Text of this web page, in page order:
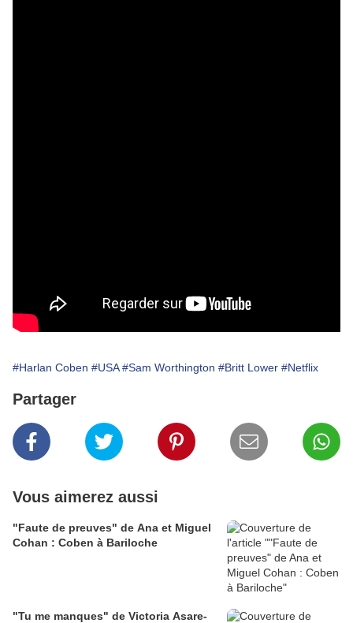
#Harlan Coben #USA #Sam Worthington #Britt Lower #Netflix
Partager
Vous aimerez aussi
"Faute de preuves" de Ana et Miguel
Cohan : Coben à Bariloche
"Tu me manques" de Victoria Asare-